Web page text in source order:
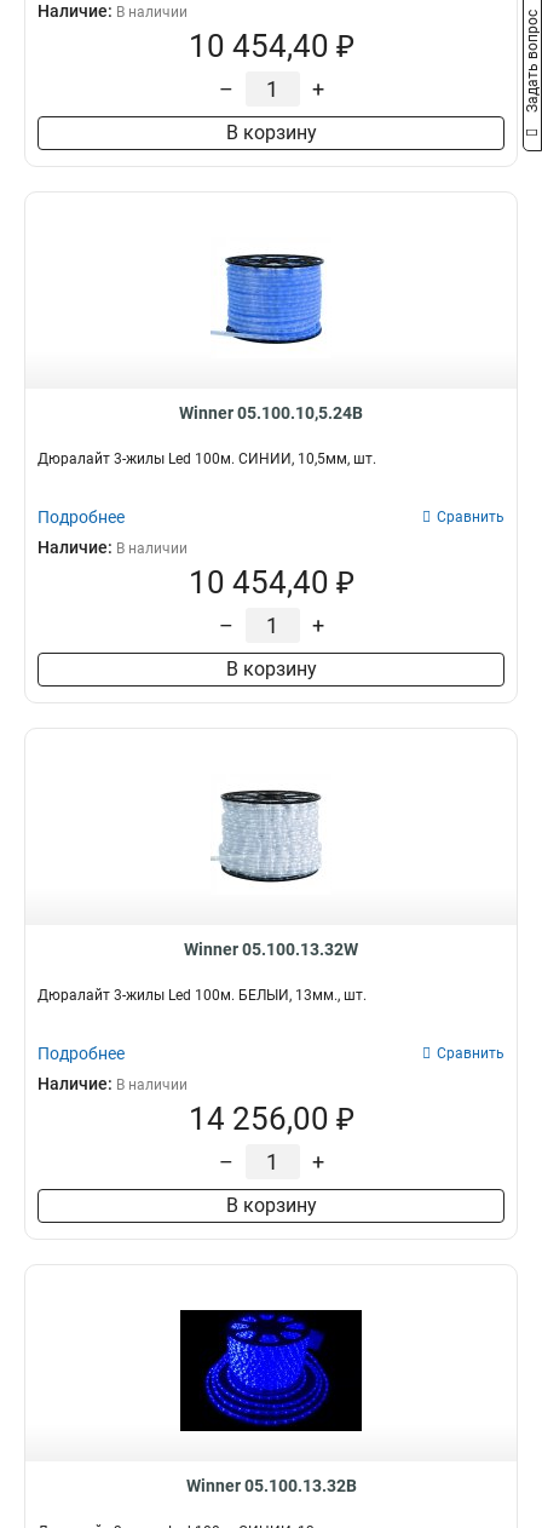
Наличие: В наличии
10 454,40 ₽
– +
В корзину
Winner 05.100.10,5.24B
Дюралайт 3-жилы Led 100м. СИНИЙ, 10,5мм, шт.
Подробнее Сравнить
Наличие: В наличии
10 454,40 ₽
– +
В корзину
Winner 05.100.13.32W
Дюралайт 3-жилы Led 100м. БЕЛЫЙ, 13мм., шт.
Подробнее Сравнить
Наличие: В наличии
14 256,00 ₽
– +
В корзину
Winner 05.100.13.32B
Задать вопрос